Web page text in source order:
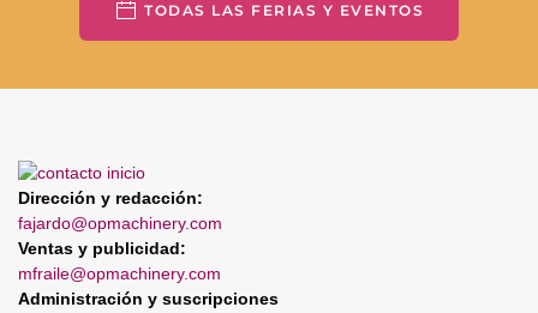
TODAS LAS FERIAS Y EVENTOS
Dirección y redacción:
fajardo@opmachinery.com
Ventas y publicidad:
mfraile@opmachinery.com
Administración y suscripciones